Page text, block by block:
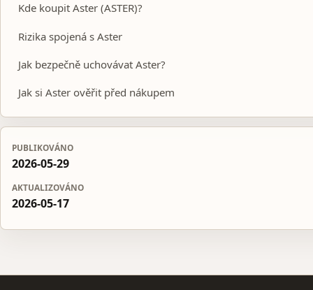
Kde koupit Aster (ASTER)?
Rizika spojená s Aster
Jak bezpečně uchovávat Aster?
Jak si Aster ověřit před nákupem
PUBLIKOVÁNO
2026-05-29
AKTUALIZOVÁNO
2026-05-17